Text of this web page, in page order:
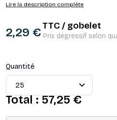
Lire la description complète
2,29 €
TTC / gobelet
Prix dégressif selon
Quantité
Total : 57,25 €